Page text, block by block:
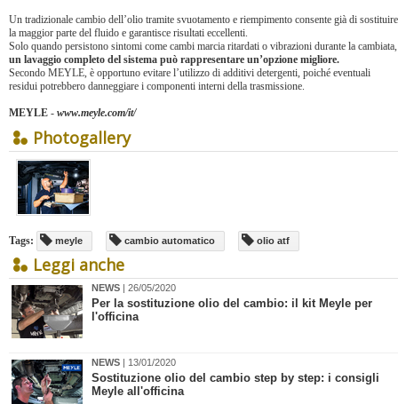
Un tradizionale cambio dell’olio tramite svuotamento e riempimento consente già di sostituire
la maggior parte del fluido e garantisce risultati eccellenti.
Solo quando persistono sintomi come cambi marcia ritardati o vibrazioni durante la cambiata,
un lavaggio completo del sistema può rappresentare un’opzione migliore.
Secondo MEYLE, è opportuno evitare l’utilizzo di additivi detergenti, poiché eventuali
residui potrebbero danneggiare i componenti interni della trasmissione.
MEYLE - www.meyle.com/it/
Photogallery
Tags: meyle cambio automatico olio atf
Leggi anche
NEWS | 26/05/2020
​Per la sostituzione olio del cambio: il kit Meyle per
l'officina
NEWS | 13/01/2020
Sostituzione olio del cambio step by step: i consigli
Meyle all'officina